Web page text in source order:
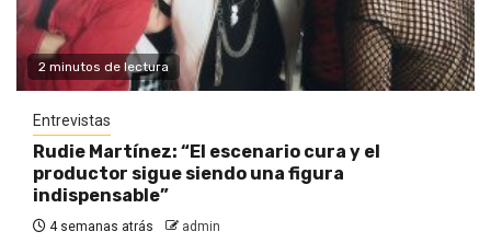
2 minutos de lectura
Entrevistas
Rudie Martínez: “El escenario cura y el
productor sigue siendo una figura
indispensable”
4 semanas atrás admin